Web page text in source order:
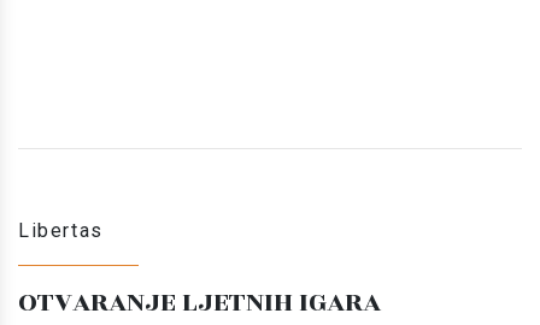
Libertas
OTVARANJE LJETNIH IGARA